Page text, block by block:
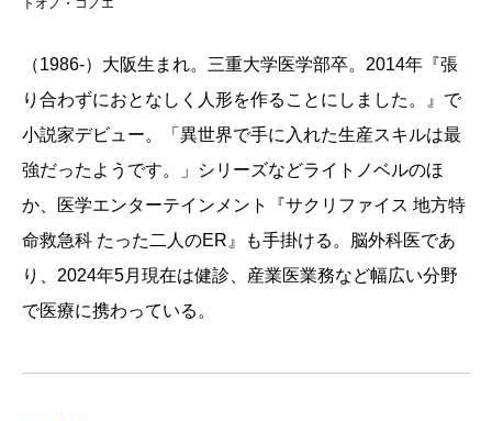
トオノ・コノエ
（1986-）大阪生まれ。三重大学医学部卒。2014年『張
り合わずにおとなしく人形を作ることにしました。』で
小説家デビュー。「異世界で手に入れた生産スキルは最
強だったようです。」シリーズなどライトノベルのほ
か、医学エンターテインメント『サクリファイス 地方特
命救急科 たった二人のER』も手掛ける。脳外科医であ
り、2024年5月現在は健診、産業医業務など幅広い分野
で医療に携わっている。